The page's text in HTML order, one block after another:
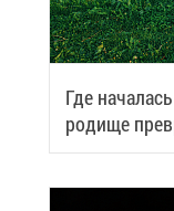
Где
ро­ди­ще
че­ский центр